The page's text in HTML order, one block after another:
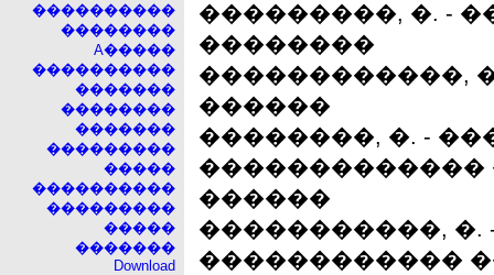
����������
��������
A�����
����������
�������
��������
�������
���������
�����
����������
���������
�����
�������
Download
���������, �. -
��������
������������,
������
��������, �. -
������
�����������, �.
������������